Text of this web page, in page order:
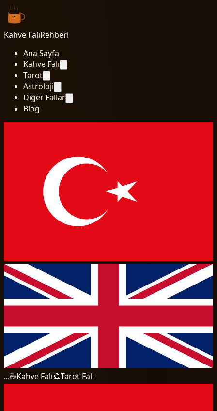
Kahve FalıRehberi
Ana Sayfa
Kahve Falı
Tarot
Astroloji
Diğer Fallar
Blog
...☕Kahve Falı🔮Tarot Falı